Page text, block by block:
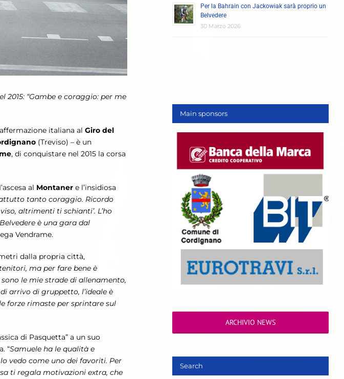
“Gambe e coraggio: per me
italiana al Giro del
(Treviso) – è un
, di conquistare nel 2015 la corsa
al Montaner e l’insidiosa
tanto coraggio. Ricordo
altrimenti ti schianti’. L’ho
è una gara dal
Vendrame.
dalla propria città,
ma per fare bene è
sono le mie strade di allenamento,
arrivo di gruppetto, l’ideale è
forze rimaste per sprintare sul
di Pasquetta” a un suo
“Samuele ha le qualità e
vedo come uno dei favoriti. Per
ti regala motivazioni extra, che
Per la Bahrain con Jackowiak sarà proprio un
Belvedere
30 Marzo 2026
Main sponsors
ARCHIVIO NEWS
Search